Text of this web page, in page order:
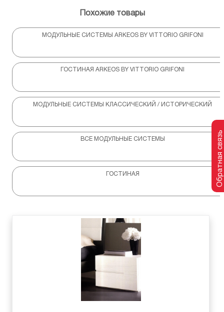
Похожие товары
МОДУЛЬНЫЕ СИСТЕМЫ ARKEOS BY VITTORIO GRIFONI
ГОСТИНАЯ ARKEOS BY VITTORIO GRIFONI
МОДУЛЬНЫЕ СИСТЕМЫ КЛАССИЧЕСКИЙ / ИСТОРИЧЕСКИЙ
ВСЕ МОДУЛЬНЫЕ СИСТЕМЫ
ГОСТИНАЯ Обратная связь